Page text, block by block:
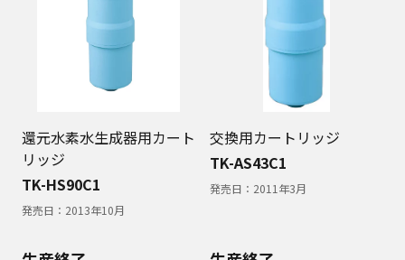
還元水素水生成器用カート
リッジ
TK-HS90C1
発売日： 2013年10月
交換用カートリッジ
TK-AS43C1
発売日： 2011年3月